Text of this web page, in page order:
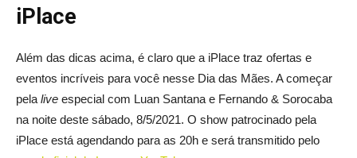
iPlace
Além das dicas acima, é claro que a iPlace traz ofertas e
eventos incríveis para você nesse Dia das Mães. A começar
pela live especial com Luan Santana e Fernando & Sorocaba
na noite deste sábado, 8/5/2021. O show patrocinado pela
iPlace está agendando para as 20h e será transmitido pelo